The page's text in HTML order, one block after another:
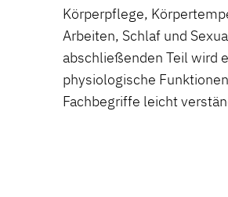
Körperpflege,
Arbeiten, Schlaf und
abschließenden Teil wird
physiologische
Fachbegriffe leicht